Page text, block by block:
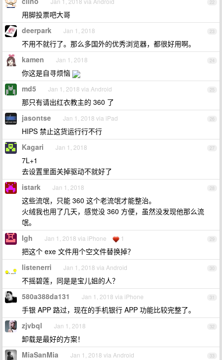
22
用脚投票吧大哥
23
deerpark Jan 1, 2018
不用不就行了。那么多国外的优秀浏览器，都很好用啊。
24
kamen Jan 1, 2018
你这是自寻烦恼
25
md5 Jan 1, 2018 via Android
那只有请出红衣教主的 360 了
26
jasontse Jan 1, 2018 via iPad
HIPS 禁止这货运行行不行
27
Kagari Jan 1, 2018
7L+1
去设置里面关掉驱动不就好了
28
istark Jan 1, 2018
这些流氓，只能 360 这个老流氓才能整治。
火绒我也用了几天，感觉没 360 方便，虽然没发现他那么流
氓。
29
lgh Jan 1, 2018 via iPhone 1
把这个 exe 文件用个空文件替换掉？
30
listenerri Jan 1, 2018 via Android
不摇碧莲，同是是宝儿姐的人？
31
580a388da131 Jan 1, 2018 via iPhone
手银 APP 路过，现在的手机银行 APP 功能比较完整了。
32
zjvbql Jan 1, 2018
卸载是最好的方案！
33
MiaSanMia Jan 1, 2018 via Android